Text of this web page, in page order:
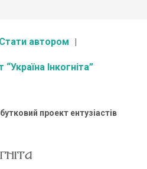
Стати автором
Інкогніта”
проект ентузіастів